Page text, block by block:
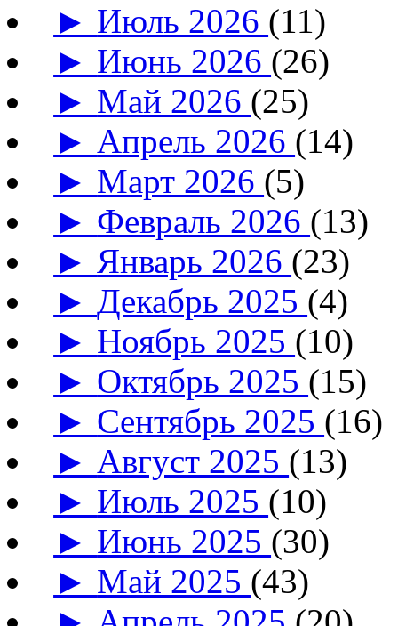
► Июль 2026 (11)
► Июнь 2026 (26)
► Май 2026 (25)
► Апрель 2026 (14)
► Март 2026 (5)
► Февраль 2026 (13)
► Январь 2026 (23)
►Декабрь 2025 (4)
► Ноябрь 2025 (10)
► Октябрь 2025 (15)
► Сентябрь 2025 (16)
► Август 2025 (13)
► Июль 2025 (10)
► Июнь 2025 (30)
► Май 2025 (43)